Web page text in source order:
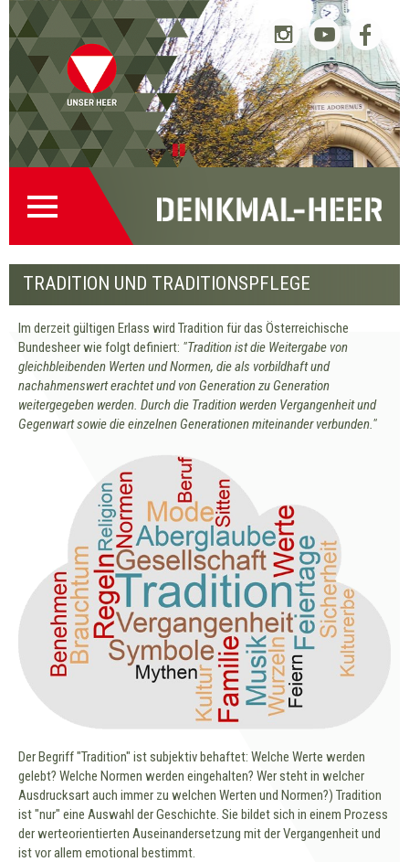
Startseite
(0)
Direkt
zur
Navigation
Direkt
zum
Inhalt
Zur
Denkmalsuche
(1)
Kontakt
(2)
TRADITION UND TRADITIONSPFLEGE
Im derzeit gültigen Erlass wird Tradition für das Österreichische
Bundesheer wie folgt definiert: "Tradition ist die Weitergabe von
gleichbleibenden Werten und Normen, die als vorbildhaft und
nachahmenswert erachtet und von Generation zu Generation
weitergegeben werden. Durch die Tradition werden Vergangenheit und
Gegenwart sowie die einzelnen Generationen miteinander verbunden."
Der Begriff "Tradition" ist subjektiv behaftet: Welche Werte werden
gelebt? Welche Normen werden eingehalten? Wer steht in welcher
Ausdrucksart auch immer zu welchen Werten und Normen?) Tradition
ist "nur" eine Auswahl der Geschichte. Sie bildet sich in einem Prozess
der werteorientierten Auseinandersetzung mit der Vergangenheit und
ist vor allem emotional bestimmt.